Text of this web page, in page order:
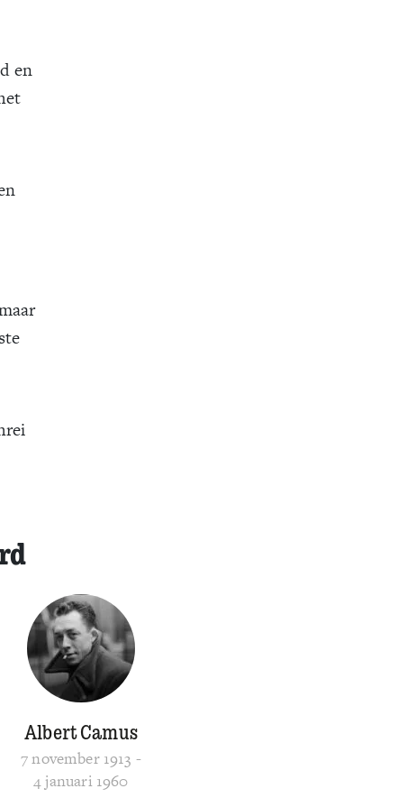
en
Albert Camus
7 november 1913 -
4 januari 1960